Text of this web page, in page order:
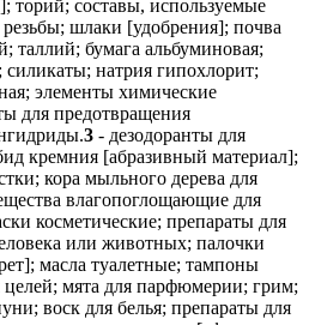
3 - дезодоранты для
кремния [абразивный материал];
кора мыльного дерева для
влагопоглощающие для
косметические; препараты для
или животных; палочки
масла туалетные; тампоны
целей; мята для парфюмерии; грим;
воск для белья; препараты для